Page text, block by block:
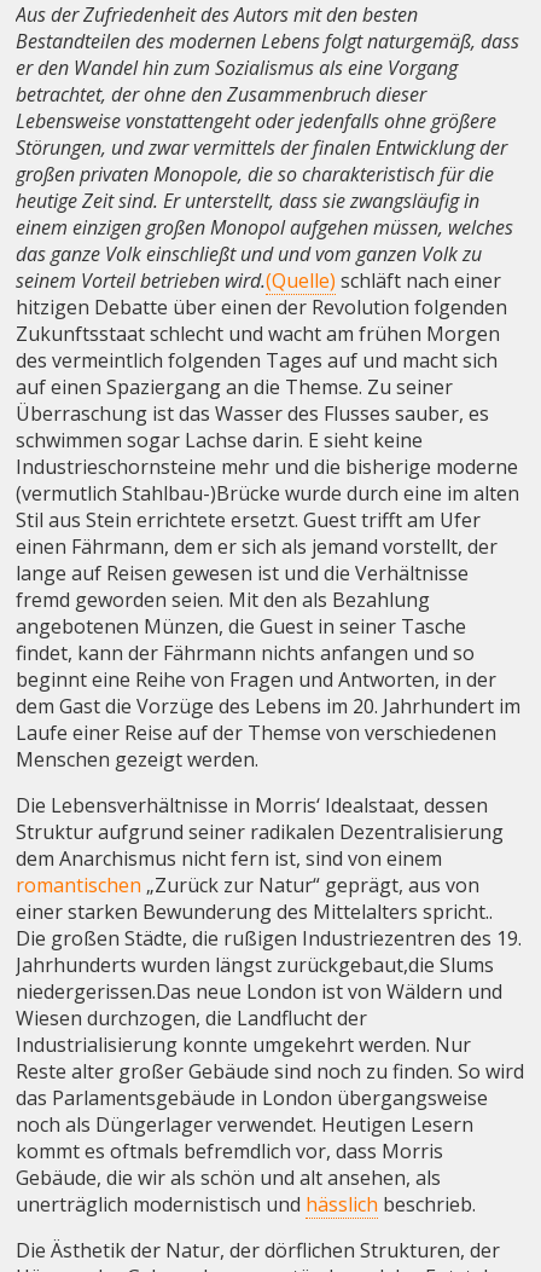
Aus der Zufriedenheit des Autors mit den besten
Bestandteilen des modernen Lebens folgt naturgemäß, dass
er den Wandel hin zum Sozialismus als eine Vorgang
betrachtet, der ohne den Zusammenbruch dieser
Lebensweise vonstattengeht oder jedenfalls ohne größere
Störungen, und zwar vermittels der finalen Entwicklung der
großen privaten Monopole, die so charakteristisch für die
heutige Zeit sind. Er unterstellt, dass sie zwangsläufig in
einem einzigen großen Monopol aufgehen müssen, welches
das ganze Volk einschließt und und vom ganzen Volk zu
seinem Vorteil betrieben wird.(Quelle) schläft nach einer
hitzigen Debatte über einen der Revolution folgenden
Zukunftsstaat schlecht und wacht am frühen Morgen
des vermeintlich folgenden Tages auf und macht sich
auf einen Spaziergang an die Themse. Zu seiner
Überraschung ist das Wasser des Flusses sauber, es
schwimmen sogar Lachse darin. E sieht keine
Industrieschornsteine mehr und die bisherige moderne
(vermutlich Stahlbau-)Brücke wurde durch eine im alten
Stil aus Stein errichtete ersetzt. Guest trifft am Ufer
einen Fährmann, dem er sich als jemand vorstellt, der
lange auf Reisen gewesen ist und die Verhältnisse
fremd geworden seien. Mit den als Bezahlung
angebotenen Münzen, die Guest in seiner Tasche
findet, kann der Fährmann nichts anfangen und so
beginnt eine Reihe von Fragen und Antworten, in der
dem Gast die Vorzüge des Lebens im 20. Jahrhundert im
Laufe einer Reise auf der Themse von verschiedenen
Menschen gezeigt werden.
Die Lebensverhältnisse in Morris‘ Idealstaat, dessen
Struktur aufgrund seiner radikalen Dezentralisierung
dem Anarchismus nicht fern ist, sind von einem
romantischen „Zurück zur Natur“ geprägt, aus von
einer starken Bewunderung des Mittelalters spricht..
Die großen Städte, die rußigen Industriezentren des 19.
Jahrhunderts wurden längst zurückgebaut,die Slums
niedergerissen.Das neue London ist von Wäldern und
Wiesen durchzogen, die Landflucht der
Industrialisierung konnte umgekehrt werden. Nur
Reste alter großer Gebäude sind noch zu finden. So wird
das Parlamentsgebäude in London übergangsweise
noch als Düngerlager verwendet. Heutigen Lesern
kommt es oftmals befremdlich vor, dass Morris
Gebäude, die wir als schön und alt ansehen, als
unerträglich modernistisch und hässlich beschrieb.
Die Ästhetik der Natur, der dörflichen Strukturen, der